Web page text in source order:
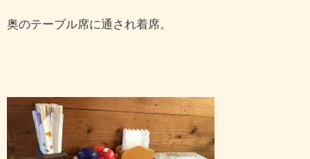
奥のテーブル席に通され着席。